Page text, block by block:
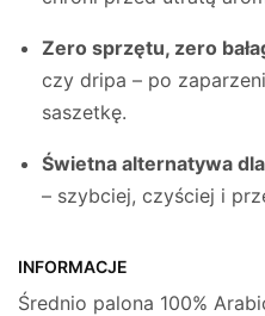
Zero sprzętu, zero
czy dripa – po
saszetkę.
Świetna alternatywa
– szybciej, czyściej i
INFORMACJE
Średnio palona 100%